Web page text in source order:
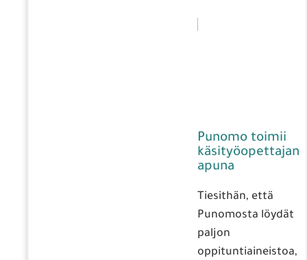
Punomo toimii
käsityöopettajan
apuna
Tiesithän, että
Punomosta löydät
paljon
oppituntiaineistoa,